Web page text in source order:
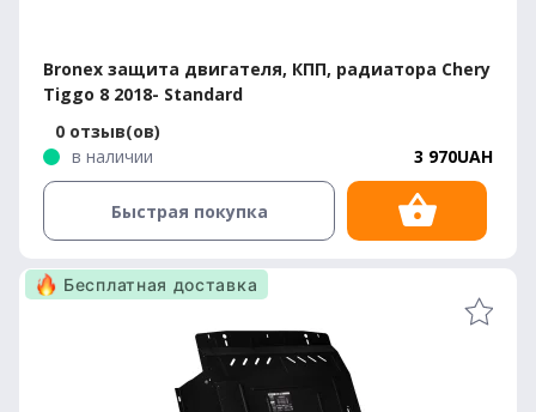
Bronex защита двигателя, КПП, радиатора Chery
Tiggo 8 2018- Standard
0 отзыв(ов)
в наличии
3 970UAH
Быстрая покупка
Бесплатная доставка